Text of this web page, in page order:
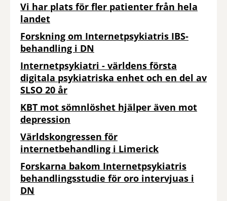
Vi har plats för fler patienter från hela
landet
Forskning om Internetpsykiatris IBS-
behandling i DN
Internetpsykiatri - världens första
digitala psykiatriska enhet och en del av
SLSO 20 år
KBT mot sömnlöshet hjälper även mot
depression
Världskongressen för
internetbehandling i Limerick
Forskarna bakom Internetpsykiatris
behandlingsstudie för oro intervjuas i
DN